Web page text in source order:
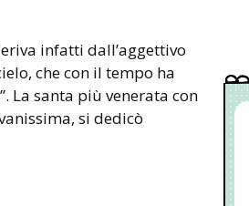
che con il tempo ha
La santa più venerata con
si dedicò